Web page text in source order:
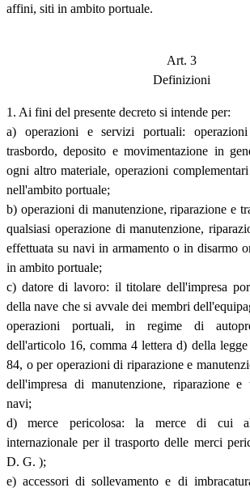
affini, siti in ambito portuale.
Art. 3
Definizioni
1. Ai fini del presente decreto si intende per:
a) operazioni e servizi portuali:
trasbordo, deposito e movimentazione in
ogni altro materiale, operazioni
nell'ambito portuale;
b) operazioni di manutenzione, riparazione e
qualsiasi operazione di manutenzione,
effettuata su navi in armamento o in disarmo
in ambito portuale;
c) datore di lavoro: il titolare dell'impresa
della nave che si avvale dei membri
operazioni portuali, in regime di
dell'articolo 16, comma 4 lettera d) della
84, o per operazioni di riparazione e
dell'impresa di manutenzione, riparazione e
navi;
d) merce pericolosa: la merce di cui
internazionale per il trasporto delle merci
D. G. );
e) accessori di sollevamento e di